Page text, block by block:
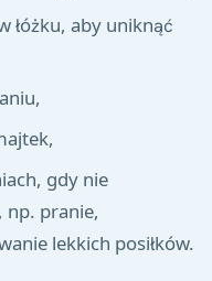
łóżku, aby uniknąć
gdy nie
np. pranie,
lekkich posiłków.